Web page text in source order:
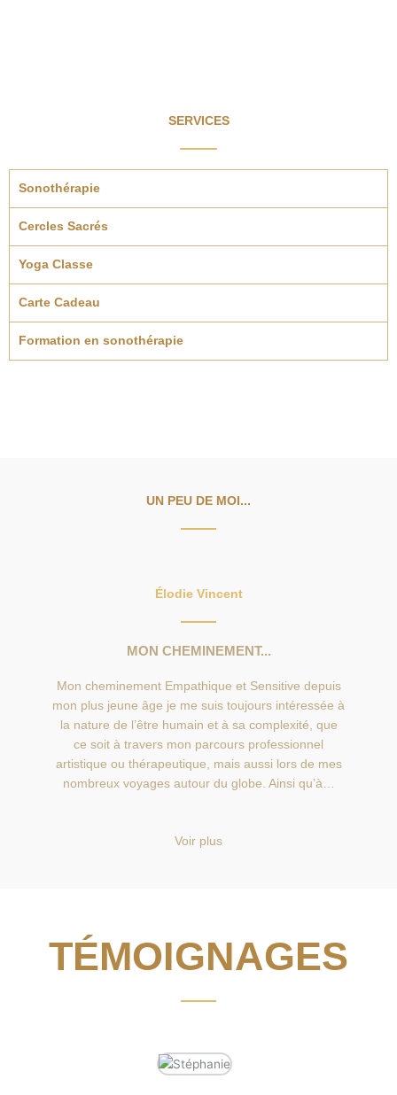
SERVICES
Sonothérapie
Cercles Sacrés
Yoga Classe
Carte Cadeau
Formation en sonothérapie
UN PEU DE MOI...
Élodie Vincent
MON CHEMINEMENT...
Mon cheminement Empathique et Sensitive depuis
mon plus jeune âge je me suis toujours intéressée à
la nature de l’être humain et à sa complexité, que
ce soit à travers mon parcours professionnel
artistique ou thérapeutique, mais aussi lors de mes
nombreux voyages autour du globe. Ainsi qu’à…
Voir plus
TÉMOIGNAGES